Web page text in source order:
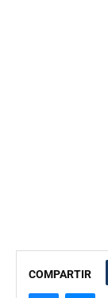
COMPARTIR